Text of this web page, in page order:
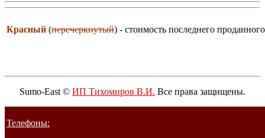
Красный (перечеркнутый) - стоимость последнего
Sumo-East © ИП Тихомиров В.И. Все права защищены.
Телефоны: